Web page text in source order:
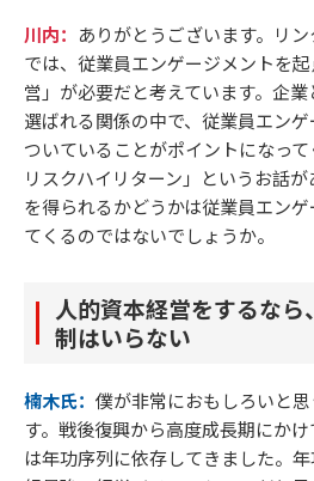
川内： ありがとうございます。リ
では、従業員エンゲージメントを
営」が必要だと考えています。企業
選ばれる関係の中で、従業員エン
ついていることがポイントになっ
リスクハイリターン」というお話
を得られるかどうかは従業員エン
てくるのではないでしょうか。
人的資本経営をするな
制はいらない
楠木氏： 僕が非常におもしろいと
す。戦後復興から高度成長期にか
は年功序列に依存してきました。